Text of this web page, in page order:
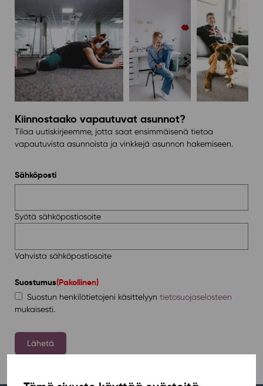
Kiinnostaako vapautuvat asunnot?
Tilaa uutiskirjeemme, jotta saat ensimmäisenä tietoa
vapautuvista asunnoista ja vinkkejä asunnon hakemiseen.
Sähköposti
Syötä sähköpostiosoite
Vahvista sähköpostiosoite
Suostumus(Pakollinen)
Suostun henkilötietojeni käsittelyyn tietosuojaselosteen
mukaisesti.